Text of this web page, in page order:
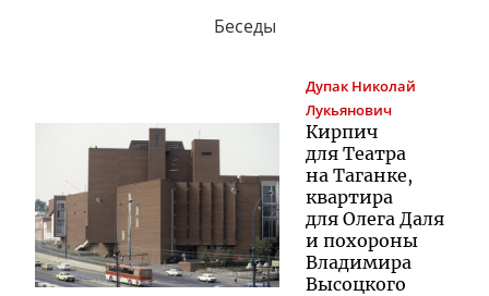
Беседы
Дупак Николай
Лукьянович
Кирпич
для Театра
на Таганке,
квартира
для Олега Даля
и похороны
Владимира
Высоцкого